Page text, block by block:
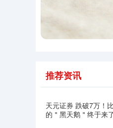
推荐资讯
天元证券 跌破7万！
的＂黑天鹅＂终于来